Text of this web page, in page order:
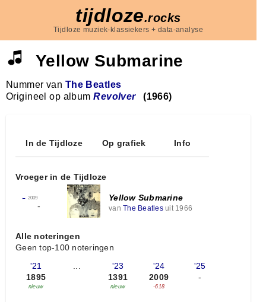
tijdloze.rocks
Tijdloze muziek-klassiekers + data-analyse
Yellow Submarine
Nummer van The Beatles
Origineel op albumRevolver (1966)
In de Tijdloze Op grafiek Info
Vroeger in de Tijdloze
← 2009
-
Yellow Submarine
van The Beatlesuit 1966
Alle noteringen
Geen top-100 noteringen
'21
1895
nieuw
...
'23
1391
nieuw
'24
2009
-618
'25
-